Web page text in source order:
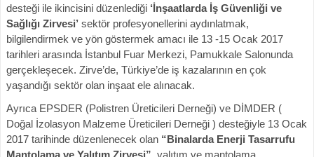
desteği ile ikincisini düzenlediği ‘İnşaatlarda İş Güvenliği ve
Sağlığı Zirvesi’ sektör profesyonellerini aydınlatmak,
bilgilendirmek ve yön göstermek amacı ile 13 -15 Ocak 2017
tarihleri arasında İstanbul Fuar Merkezi, Pamukkale Salonunda
gerçekleşecek. Zirve’de, Türkiye’de iş kazalarının en çok
yaşandığı sektör olan inşaat ele alınacak.
Ayrıca EPSDER (Polistren Üreticileri Derneği) ve DİMDER (
Doğal İzolasyon Malzeme Üreticileri Derneği ) desteğiyle 13 Ocak
2017 tarihinde düzenlenecek olan “Binalarda Enerji Tasarrufu
Mantolama ve Yalıtım Zirvesi”, yalıtım ve mantolama